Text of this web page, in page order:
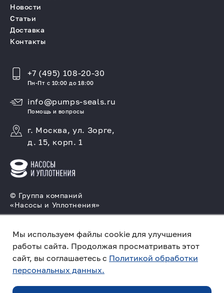
Мы используем файлы cookie для улучшения
работы сайта. Продолжая просматривать этот
сайт, вы соглашаетесь с Политикой обработки
персональных данных.
ПО ЗАПРОСУ
© Группа компаний
«Насосы и Уплотнения»
торцовых уплотнений
Политика конфиденциальности
Создано в компании
продвигать и продавать
Новости
Статьи
Доставка
Контакты
+7 (495) 108-20-30
Пн-Пт с 10:00 до 18:00
info@pumps-seals.ru
Помощь и вопросы
г. Москва, ул. Зорге,
д. 15, корп. 1